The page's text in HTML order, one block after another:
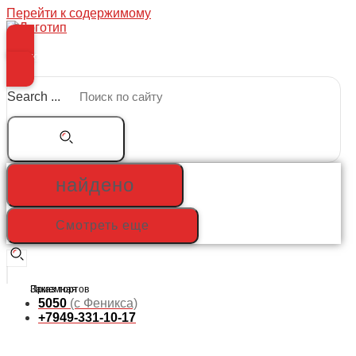
Перейти к содержимому
Меню
Search ...
найдено
Смотреть еще
5050 (с Феникса)
+7949-331-10-17